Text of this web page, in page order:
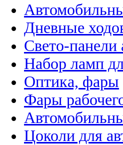
Дневные
Свето-панели
Набор ламп
Оптика, фары
Фары
Цоколи для